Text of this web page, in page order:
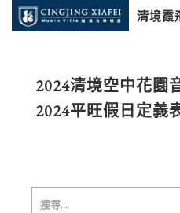
清境霞
2024清境空中花園
2024平旺假日定義